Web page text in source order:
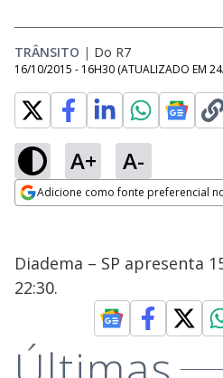
TRÂNSITO | Do R7
16/10/2015 - 16H30 (ATUALIZADO EM
A+ A-
Adicione como fonte preferencial
Diadema – SP apresenta
22:30.